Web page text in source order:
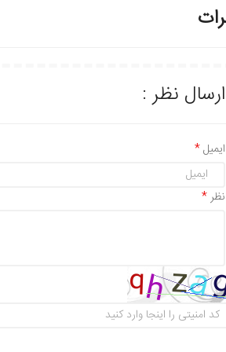
ارسال نظر :
ایمیل
نظر